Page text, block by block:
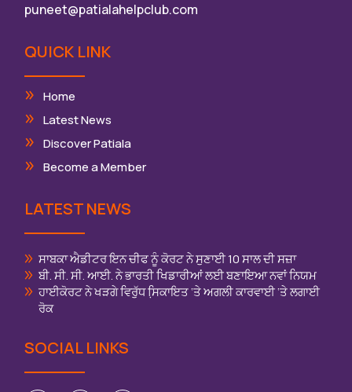
puneet@patialahelpclub.com
QUICK LINK
Home
Latest News
Discover Patiala
Become a Member
LATEST NEWS
ਸਾਬਕਾ ਐਡੀਟਰ ਇਨ ਚੀਫ ਨੂੰ ਕੋਰਟ ਨੇ ਸੁਣਾਈ 10 ਸਾਲ ਦੀ ਸਜ਼ਾ
ਬੀ. ਸੀ. ਸੀ. ਆਈ. ਨੇ ਭਾਰਤੀ ਖਿਡਾਰੀਆਂ ਲਈ ਬਣਾਇਆ ਨਵਾਂ ਨਿਯਮ
ਹਾਈਕੋਰਟ ਨੇ ਖੜਗੇ ਵਿਰੁੱਧ ਸਿ਼ਕਾਇਤ ‘ਤੇ ਅਗਲੀ ਕਾਰਵਾਈ ‘ਤੇ ਲਗਾਈ
ਰੋਕ
SOCIAL LINKS